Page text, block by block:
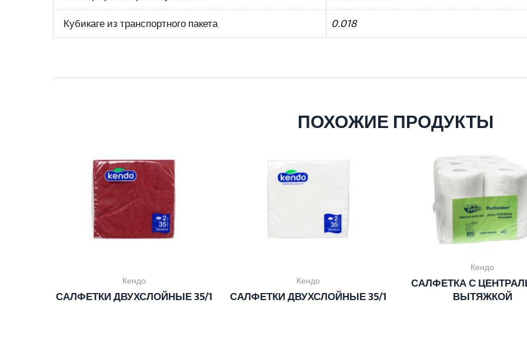
Кубикаге из транспортного пакета
0.018
ПОХОЖИЕ ПРОДУКТЫ
Кендо
САЛФЕТКИ ДВУХСЛОЙНЫЕ 35/1
Кендо
САЛФЕТКИ ДВУХСЛОЙНЫЕ 35/1
Кендо
САЛФЕТКА С
ВЫТЯЖКОЙ